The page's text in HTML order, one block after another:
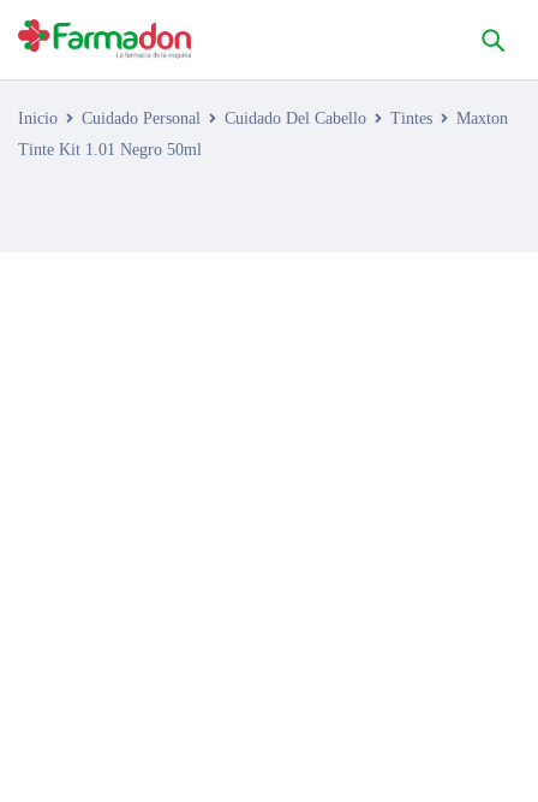
Inicio Cuidado Personal Cuidado Del Cabello Tintes
Maxton
Tinte Kit 1.01 Negro 50ml